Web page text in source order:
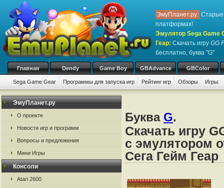
ЭмуПланет.ру: Старые
платформах!
Эмулятор Sega Game
Геар: Скачать игру GG
бесплатно, буква "G"
Главная Dendy Game Boy GBAdvance GBColor
Sega Game Gear Программы для запуска игр Рейтинг игр Обзоры Игры:
ЭмуПланет.ру
О проекте
Новости игр и программ
Вопросы и предложения
Мини Игры
Консоли
Atari 2600
Буква G.
Скачать игру
с эмулятором
Сега Гейм Геар